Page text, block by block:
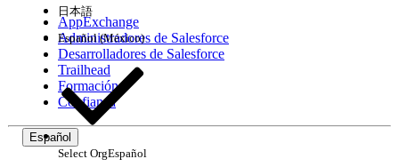
Experiencia
AppExchange
Administradores de Salesforce
Desarrolladores de Salesforce
Trailhead
Formación
Confianza
Español
日本語
Español (México)
Select OrgEspañol